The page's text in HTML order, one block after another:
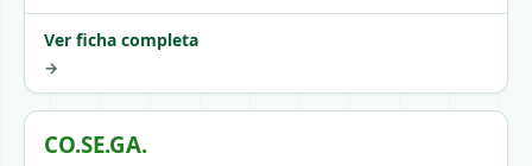
Ver ficha completa
→
CO.SE.GA.